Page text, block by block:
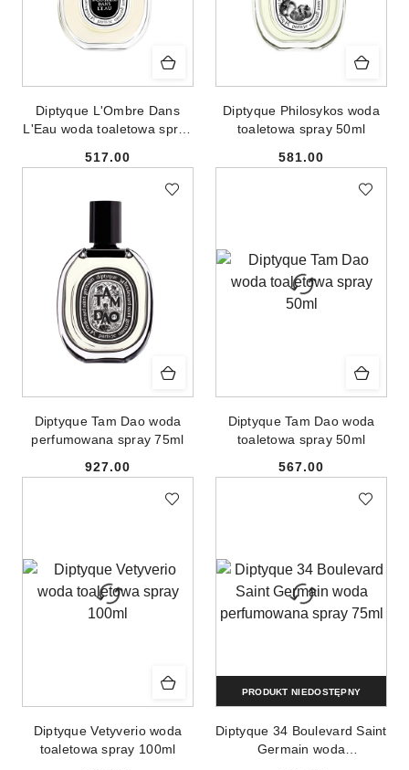
Diptyque L'Ombre Dans
L'Eau woda toaletowa spray
Cena:
517.00
Diptyque Philosykos woda
toaletowa spray 50ml
Cena:
581.00
Diptyque Tam Dao woda
perfumowana spray 75ml
Cena:
927.00
Diptyque Tam Dao woda
toaletowa spray 50ml
Cena:
567.00
Diptyque Vetyverio woda
toaletowa spray 100ml
Diptyque 34 Boulevard Saint
Germain woda
PRODUKT NIEDOSTĘPNY